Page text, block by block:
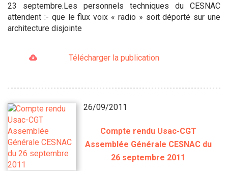
23 septembre.Les personnels techniques du CESNAC
attendent :- que le flux voix « radio » soit déporté sur une
architecture disjointe
Télécharger la publication
26/09/2011
Compte rendu Usac-CGT
Assemblée Générale CESNAC du
26 septembre 2011